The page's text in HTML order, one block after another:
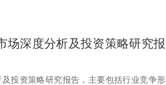
深度分析及投资策略研究报
投资策略研究报告，主要包括行业竞争形